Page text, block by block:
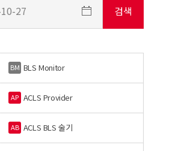
BM BLS Monitor
AP ACLS Provider
AB ACLS BLS 술기